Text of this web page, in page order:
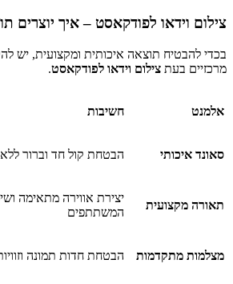
צילום וידאו לפודקאסט – איך יוצרים
בכדי להבטיח תוצאה איכותית ומקצועית, יש
מרכזיים בעת צילום וידאו לפודקאסט.
אלמנט חשיבות
סאונד איכותי הבטחת קול חד וברור
תאורה מקצועית
יצירת אווירה מתאימה
המשתתפים
מצלמות מתקדמות הבטחת חדות תמונה